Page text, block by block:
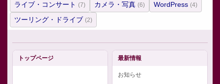
ライブ・コンサート (7) カメラ・写真 (6) WordPress (4)
ツーリング・ドライブ (2)
トップページ 最新情報
お知らせ